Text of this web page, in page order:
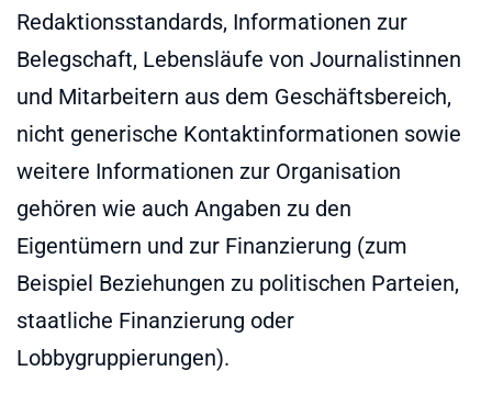
Redaktionsstandards, Informationen zur
Belegschaft, Lebensläufe von Journalistinnen
und Mitarbeitern aus dem Geschäftsbereich,
nicht generische Kontaktinformationen sowie
weitere Informationen zur Organisation
gehören wie auch Angaben zu den
Eigentümern und zur Finanzierung (zum
Beispiel Beziehungen zu politischen Parteien,
staatliche Finanzierung oder
Lobbygruppierungen).